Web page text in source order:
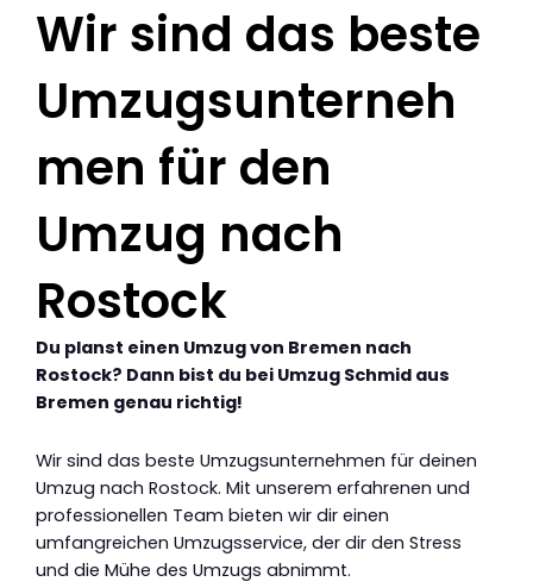
Wir sind das beste
Umzugsunterneh
men für den
Umzug nach
Rostock
Du planst einen Umzug von Bremen nach
Rostock? Dann bist du bei Umzug Schmid aus
Bremen genau richtig!
Wir sind das beste Umzugsunternehmen für deinen
Umzug nach Rostock. Mit unserem erfahrenen und
professionellen Team bieten wir dir einen
umfangreichen Umzugsservice, der dir den Stress
und die Mühe des Umzugs abnimmt.